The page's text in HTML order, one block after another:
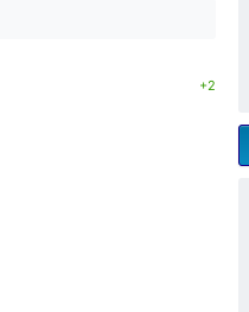
+2